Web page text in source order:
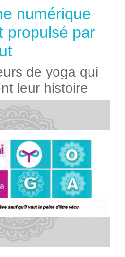
numérique
propulsé par
de yoga qui
leur histoire